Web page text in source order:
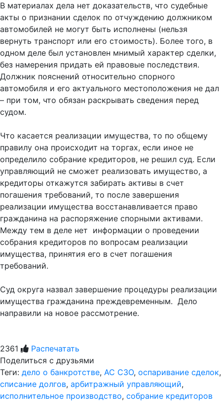
В материалах дела нет доказательств, что судебные
акты о признании сделок по отчуждению должником
автомобилей не могут быть исполнены (нельзя
вернуть транспорт или его стоимость). Более того, в
одном деле был установлен мнимый характер сделки,
без намерения придать ей правовые последствия.
Должник пояснений относительно спорного
автомобиля и его актуального местоположения не дал
– при том, что обязан раскрывать сведения перед
судом.
Что касается реализации имущества, то по общему
правилу она происходит на торгах, если иное не
определило собрание кредиторов, не решил суд. Если
управляющий не сможет реализовать имущество, а
кредиторы откажутся забирать активы в счет
погашения требований, то после завершения
реализации имущества восстанавливается право
гражданина на распоряжение спорными активами.
Между тем в деле нет информации о проведении
собрания кредиторов по вопросам реализации
имущества, принятия его в счет погашения
требований.
Суд округа назвал завершение процедуры реализации
имущества гражданина преждевременным. Дело
направили на новое рассмотрение.
2361
Распечатать
Поделиться с друзьями
Теги: дело о банкротстве, АС СЗО, оспаривание сделок,
списание долгов, арбитражный управляющий,
исполнительное производство, собрание кредиторов